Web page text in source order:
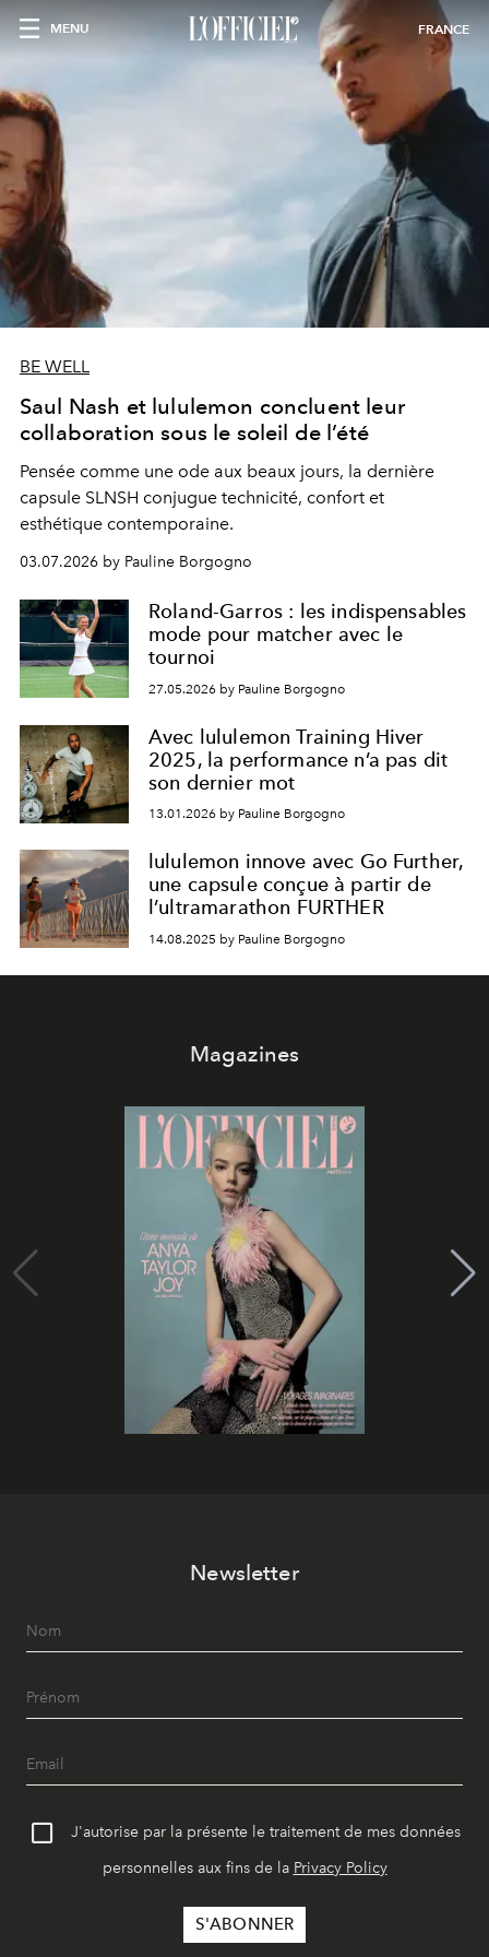
MENU FRANCE
BE WELL
Saul Nash et lululemon concluent leur
collaboration sous le soleil de l’été
Pensée comme une ode aux beaux jours, la dernière
capsule SLNSH conjugue technicité, confort et
esthétique contemporaine.
03.07.2026 by Pauline Borgogno
Roland-Garros : les indispensables
mode pour matcher avec le
tournoi
27.05.2026 by Pauline Borgogno
Avec lululemon Training Hiver
2025, la performance n’a pas dit
son dernier mot
13.01.2026 by Pauline Borgogno
lululemon innove avec Go Further,
une capsule conçue à partir de
l’ultramarathon FURTHER
14.08.2025 by Pauline Borgogno
Magazines
Newsletter
J'autorise par la présente le traitement de mes données
personnelles aux fins de la Privacy Policy